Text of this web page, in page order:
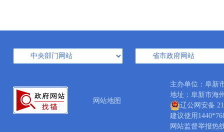
网站地图
主办单位：阜
地址：阜新市
辽公网安备
建议使用
网站监督举报热